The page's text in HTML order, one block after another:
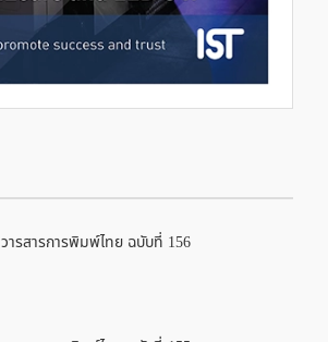
วารสารการพิมพ์ไทย ฉบับที่ 156